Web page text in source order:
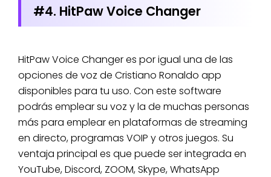
#4. HitPaw Voice Changer
HitPaw Voice Changer es por igual una de las
opciones de voz de Cristiano Ronaldo app
disponibles para tu uso. Con este software
podrás emplear su voz y la de muchas personas
más para emplear en plataformas de streaming
en directo, programas VOIP y otros juegos. Su
ventaja principal es que puede ser integrada en
YouTube, Discord, ZOOM, Skype, WhatsApp